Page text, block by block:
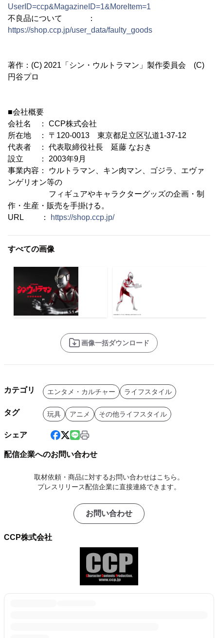
UserID=ccp&MagazineID=1&MoreItem=1
不良品について ：
https://shop.ccp.jp/user_data/faulty_goods
著作：(C) 2021「シン・ウルトラマン」製作委員会 (C)
円谷プロ
■会社概要
会社名 ： CCP株式会社
所在地 ： 〒120-0013 東京都足立区弘道1-37-12
代表者 ： 代表取締役社長 延藤 なおき
設立 ： 2003年9月
事業内容： ウルトラマン、キン肉マン、ゴジラ、エヴァ
ンゲリオン等の
フィギュアやキャラクターグッズの企画・制
作・生産・販売を手掛ける。
URL ：
https://shop.ccp.jp/
すべての画像
画像一括ダウンロード
カテゴリ エンタメ・カルチャー ライフスタイル
タグ 玩具 アニメ その他ライフスタイル
シェア
配信企業へのお問い合わせ
取材依頼・商品に対するお問い合わせはこちら。
プレスリリース配信企業に直接連絡できます。
お問い合わせ
CCP株式会社